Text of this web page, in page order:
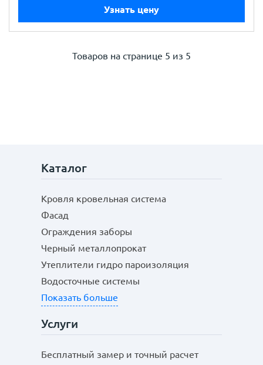
Узнать цену
Товаров на странице 5 из 5
Каталог
Кровля кровельная система
Фасад
Ограждения заборы
Черный металлопрокат
Утеплители гидро пароизоляция
Водосточные системы
Показать больше
Услуги
Бесплатный замер и точный расчет